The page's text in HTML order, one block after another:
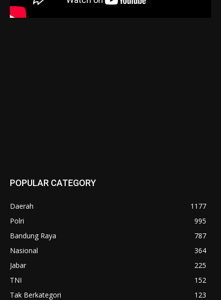
POPULAR CATEGORY
Daerah
1177
Polri
995
Bandung Raya
787
Nasional
364
Jabar
225
TNI
152
Tak Berkategori
123